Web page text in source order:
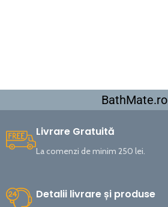
BathMate.ro
Livrare Gratuită
La comenzi de minim 250 lei.
Detalii livrare și produse